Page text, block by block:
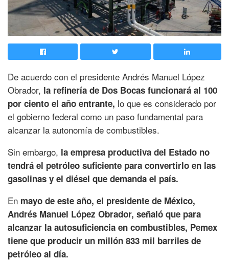
De acuerdo con el presidente Andrés Manuel López
Obrador, la refinería de Dos Bocas funcionará al 100
por ciento el año entrante, lo que es considerado por
el gobierno federal como un paso fundamental para
alcanzar la autonomía de combustibles.
Sin embargo, la empresa productiva del Estado no
tendrá el petróleo suficiente para convertirlo en las
gasolinas y el diésel que demanda el país.
En mayo de este año, el presidente de México,
Andrés Manuel López Obrador, señaló que para
alcanzar la autosuficiencia en combustibles, Pemex
tiene que producir un millón 833 mil barriles de
petróleo al día.